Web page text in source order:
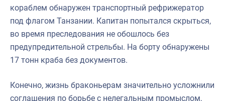
кораблем обнаружен транспортный рефрижератор
под флагом Танзании. Капитан попытался скрыться,
во время преследования не обошлось без
предупредительной стрельбы. На борту обнаружены
17 тонн краба без документов.
Конечно, жизнь браконьерам значительно усложнили
соглашения по борьбе с нелегальным промыслом,